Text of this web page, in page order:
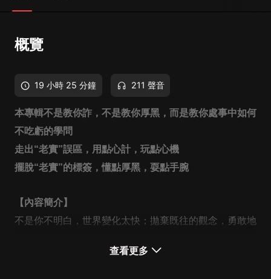
概覽
19 小時 25 分鐘 211 聲音
本專輯不是教你詐，不是教你厚黑， 而是教你處事中如何
不吃虧的學問
走出“老實”誤區，用點心計，玩點心機
擺脫“老實”的標簽，懂點厚黑，耍點手腕
【內容簡介】
不是你不明白，世界變化太快；拋棄既往的觀念，勇敢地
風采，老實人應該看到自己的潛力，突破束縛自我的蠶
查看更多